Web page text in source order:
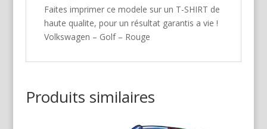
Faites imprimer ce modele sur un T-SHIRT de
haute qualite, pour un résultat garantis a vie !
Volkswagen – Golf – Rouge
Produits similaires